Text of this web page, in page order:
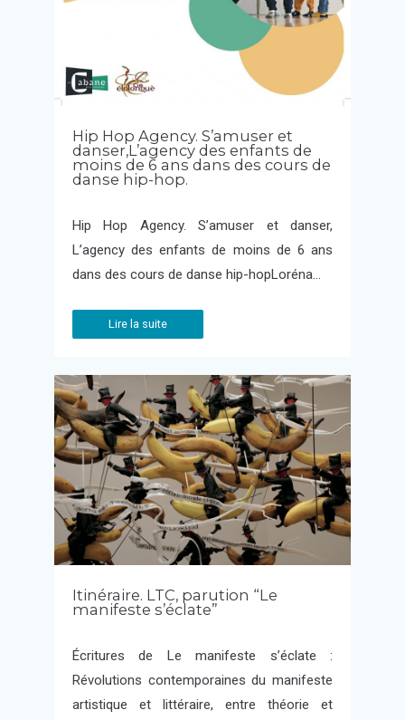
Hip Hop Agency. S’amuser et
danser,L’agency des enfants de
moins de 6 ans dans des cours de
danse hip-hop.
Hip Hop Agency. S’amuser et danser,
L’agency des enfants de moins de 6 ans
dans des cours de danse hip-hopLoréna…
Lire la suite
Itinéraire. LTC, parution “Le
manifeste s’éclate”
Écritures de Le manifeste s’éclate :
Révolutions contemporaines du manifeste
artistique et littéraire, entre théorie et